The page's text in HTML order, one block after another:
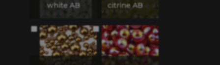
white AB citrine AB